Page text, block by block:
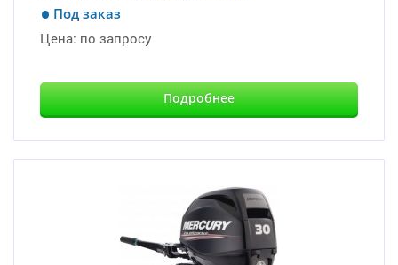
Под заказ
Цена: по запросу
Подробнее